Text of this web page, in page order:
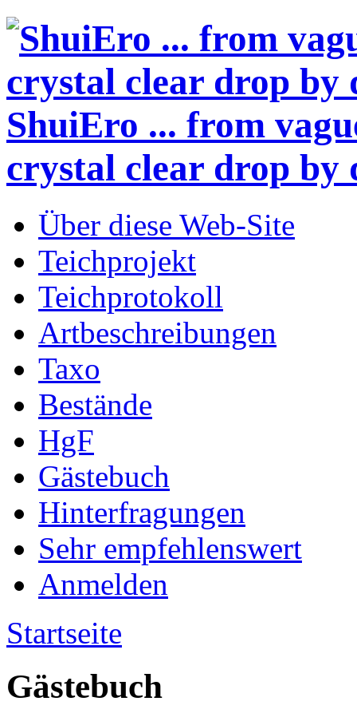
ShuiEro ... from
crystal clear drop by
Über diese Web-Site
Teichprojekt
Teichprotokoll
Artbeschreibungen
Taxo
Bestände
HgF
Gästebuch
Hinterfragungen
Sehr empfehlenswert
Anmelden
Startseite
Gästebuch